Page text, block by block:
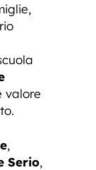
valore
,
Serio,